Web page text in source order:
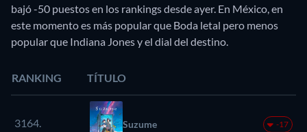
bajó -50 puestos en los rankings desde ayer. En México, en
este momento es más popular que Boda letal pero menos
popular que Indiana Jones y el dial del destino.
RANKING TÍTULO
3164. Suzume -17